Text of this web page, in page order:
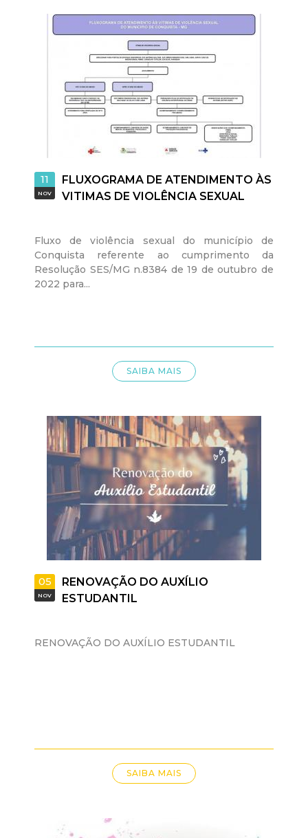
11
NOV
FLUXOGRAMA DE ATENDIMENTO ÀS
VITIMAS DE VIOLÊNCIA SEXUAL
Fluxo de violência sexual do município de
Conquista referente ao cumprimento da
Resolução SES/MG n.8384 de 19 de outubro de
2022 para...
SAIBA MAIS
05
NOV
RENOVAÇÃO DO AUXÍLIO
ESTUDANTIL
RENOVAÇÃO DO AUXÍLIO ESTUDANTIL
SAIBA MAIS